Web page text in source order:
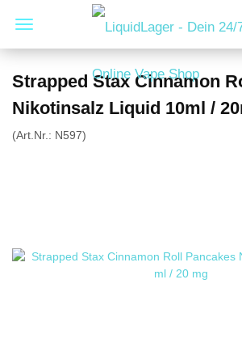
Strapped Stax Cinnamon
Nikotinsalz Liquid 10ml /
(Art.Nr.: N597)